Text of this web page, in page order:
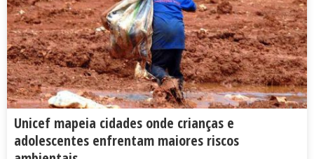
Unicef mapeia cidades onde crianças e
adolescentes enfrentam maiores riscos